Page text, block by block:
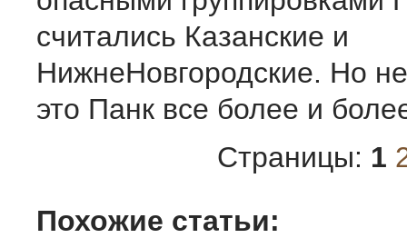
считались Казанские и
НижнеНовгородские. Но
это Панк все более и
Страницы: 1
Похожие статьи: